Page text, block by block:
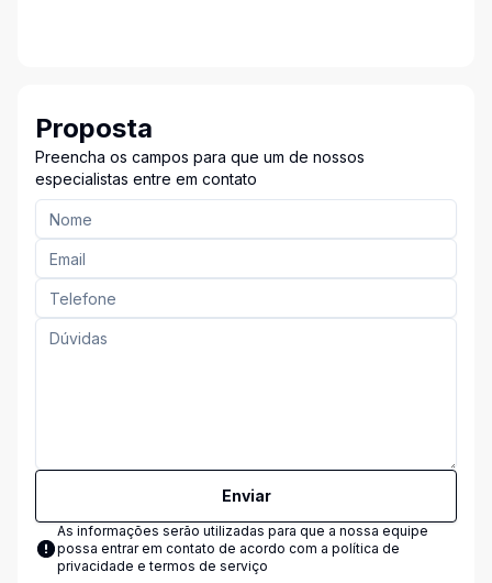
Proposta
Preencha os campos para que um de nossos
especialistas entre em contato
Enviar
As informações serão utilizadas para que a nossa equipe
possa entrar em contato de acordo com a política de
privacidade e termos de serviço